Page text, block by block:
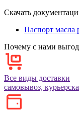
Скачать
Паспорт масла
Почему с нами
Все виды доставки
самовывоз,